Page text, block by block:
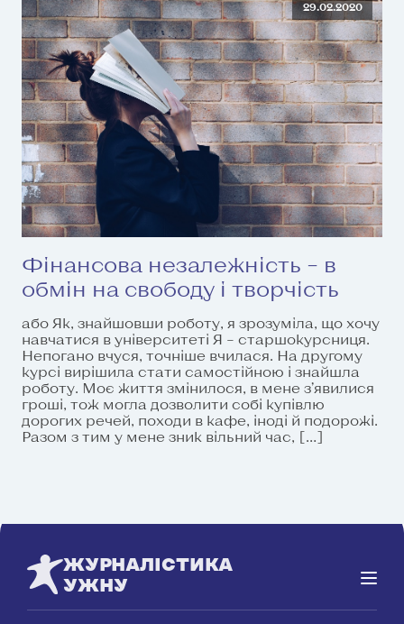
29.02.2020
Фінансова незалежність – в
обмін на свободу і творчість
або Як, знайшовши роботу, я зрозуміла, що хочу
навчатися в університеті Я – старшокурсниця.
Непогано вчуся, точніше вчилася. На другому
курсі вирішила стати самостійною і знайшла
роботу. Моє життя змінилося, в мене з’явилися
гроші, тож могла дозволити собі купівлю
дорогих речей, походи в кафе, іноді й подорожі.
Разом з тим у мене зник вільний час, […]
ЖУРНАЛІСТИКА
УЖНУ